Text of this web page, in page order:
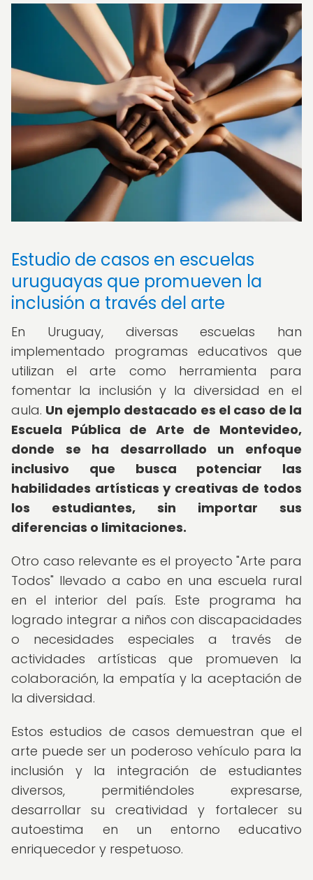
Estudio de casos en escuelas
uruguayas que promueven la
inclusión a través del arte
En Uruguay, diversas escuelas han
implementado programas educativos que
utilizan el arte como herramienta para
fomentar la inclusión y la diversidad en el
aula. Un ejemplo destacado es el caso de la
Escuela Pública de Arte de Montevideo,
donde se ha desarrollado un enfoque
inclusivo que busca potenciar las
habilidades artísticas y creativas de todos
los estudiantes, sin importar sus
diferencias o limitaciones.
Otro caso relevante es el proyecto "Arte para
Todos" llevado a cabo en una escuela rural
en el interior del país. Este programa ha
logrado integrar a niños con discapacidades
o necesidades especiales a través de
actividades artísticas que promueven la
colaboración, la empatía y la aceptación de
la diversidad.
Estos estudios de casos demuestran que el
arte puede ser un poderoso vehículo para la
inclusión y la integración de estudiantes
diversos, permitiéndoles expresarse,
desarrollar su creatividad y fortalecer su
autoestima en un entorno educativo
enriquecedor y respetuoso.